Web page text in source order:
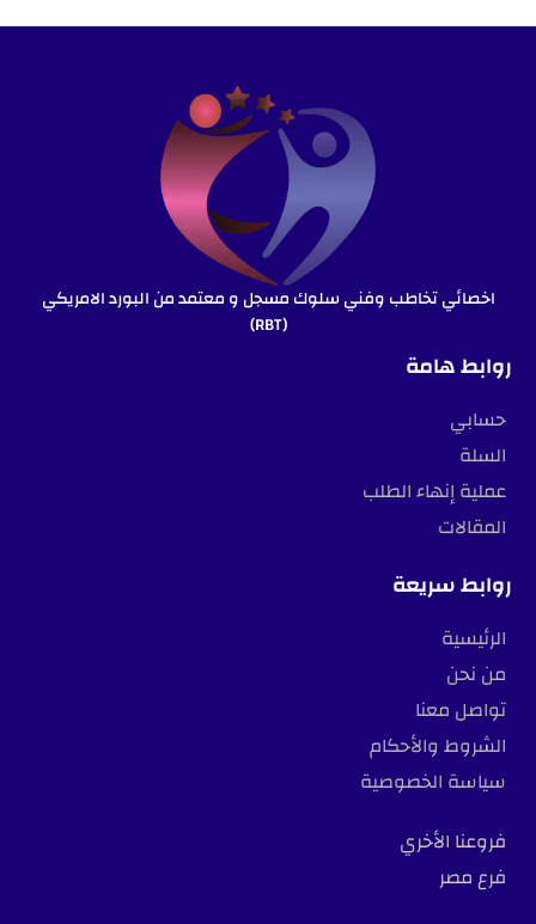
اخصائي تخاطب وفني سلوك مسجل و معتمد من البورد الامريكي
(RBT)
روابط هامة
حسابي
السلة
عملية إنهاء الطلب
المقالات
روابط سريعة
الرئيسية
من نحن
تواصل معنا
الشروط والأحكام
سياسة الخصوصية
فروعنا الأخري
فرع مصر